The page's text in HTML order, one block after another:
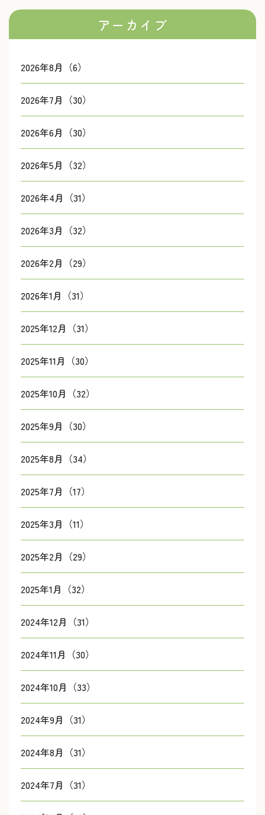
アーカイブ
2026年8月（6）
2026年7月（30）
2026年6月（30）
2026年5月（32）
2026年4月（31）
2026年3月（32）
2026年2月（29）
2026年1月（31）
2025年12月（31）
2025年11月（30）
2025年10月（32）
2025年9月（30）
2025年8月（34）
2025年7月（17）
2025年3月（11）
2025年2月（29）
2025年1月（32）
2024年12月（31）
2024年11月（30）
2024年10月（33）
2024年9月（31）
2024年8月（31）
2024年7月（31）